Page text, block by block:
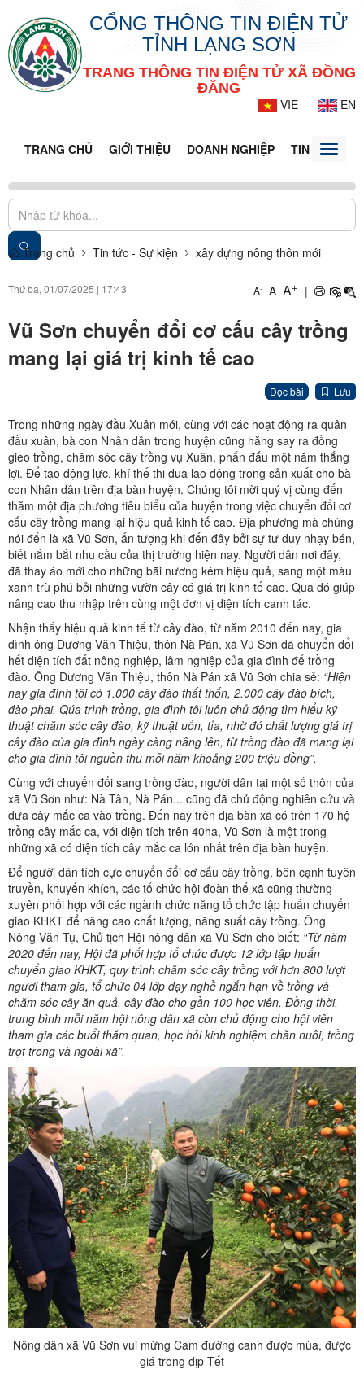
CỔNG THÔNG TIN ĐIỆN TỬ
TỈNH LẠNG SƠN
TRANG THÔNG TIN ĐIỆN TỬ XÃ ĐỒNG
ĐĂNG
VIE
EN
TRANG CHỦ GIỚI THIỆU DOANH NGHIỆP TIN TỨC -
Toggle
Trang chủ Tin tức - Sự kiện xây dựng nông thôn mới
Thứ ba, 01/07/2025 | 17:43 A- A A+ |
Vũ Sơn chuyển đổi cơ cấu cây trồng
mang lại giá trị kinh tế cao
Đọc bài Lưu
Trong những ngày đầu Xuân mới, cùng với các hoạt động ra quân
đầu xuân, bà con Nhân dân trong huyện cũng hăng say ra đồng
gieo trồng, chăm sóc cây trồng vụ Xuân, phấn đấu một năm thắng
lợi. Để tạo động lực, khí thế thi đua lao động trong sản xuất cho bà
con Nhân dân trên địa bàn huyện. Chúng tôi mời quý vị cùng đến
thăm một địa phương tiêu biểu của huyện trong việc chuyển đổi cơ
cấu cây trồng mang lại hiệu quả kinh tế cao. Địa phương mà chúng
nói đến là xã Vũ Sơn, ấn tượng khi đến đây bởi sự tư duy nhạy bén,
biết nắm bắt nhu cầu của thị trường hiện nay. Người dân nơi đây,
đã thay áo mới cho những bãi nương kém hiệu quả, sang một màu
xanh trù phú bởi những vườn cây có giá trị kinh tế cao. Qua đó giúp
nâng cao thu nhập trên cùng một đơn vị diện tích canh tác.
Nhận thấy hiệu quả kinh tế từ cây đào, từ năm 2010 đến nay, gia
đình ông Dương Văn Thiệu, thôn Nà Pán, xã Vũ Sơn đã chuyển đổi
hết diện tích đất nông nghiệp, lâm nghiệp của gia đình để trồng
đào. Ông Dương Văn Thiệu, thôn Nà Pán xã Vũ Sơn chia sẻ: “Hiện
nay gia đình tôi có 1.000 cây đào thất thốn, 2.000 cây đào bích,
đào phai. Qúa trình trồng, gia đình tôi luôn chủ động tìm hiểu kỹ
thuật chăm sóc cây đào, kỹ thuật uốn, tỉa, nhờ đó chất lượng giá trị
cây đào của gia đình ngày càng nâng lên, từ trồng đào đã mang lại
cho gia đình tôi nguồn thu mỗi năm khoảng 200 triệu đồng”.
Cùng với chuyển đổi sang trồng đào, người dân tại một số thôn của
xã Vũ Sơn như: Nà Tân, Nà Pán... cũng đã chủ động nghiên cứu và
đưa cây mắc ca vào trồng. Đến nay trên địa bàn xã có trên 170 hộ
trồng cây mắc ca, với diện tích trên 40ha, Vũ Sơn là một trong
những xã có diện tích cây mắc ca lớn nhất trên địa bàn huyện.
Để người dân tích cực chuyển đổi cơ cấu cây trồng, bên cạnh tuyên
truyền, khuyến khích, các tổ chức hội đoàn thể xã cũng thường
xuyên phối hợp với các ngành chức năng tổ chức tập huấn chuyển
giao KHKT để nâng cao chất lượng, năng suất cây trồng. Ông
Nông Văn Tụ, Chủ tịch Hội nông dân xã Vũ Sơn cho biết: “Từ năm
2020 đến nay, Hội đã phối hợp tổ chức được 12 lớp tập huấn
chuyển giao KHKT, quy trình chăm sóc cây trồng với hơn 800 lượt
người tham gia, tổ chức 04 lớp dạy nghề ngắn hạn về trồng và
chăm sóc cây ăn quả, cây đào cho gần 100 học viên. Đồng thời,
trung bình mỗi năm hội nông dân xã còn chủ động cho hội viên
tham gia các buổi thăm quan, học hỏi kinh nghiệm chăn nuôi, trồng
trọt trong và ngoài xã”.
Nông dân xã Vũ Sơn vui mừng Cam đường canh được mùa, được
giá trong dịp Tết